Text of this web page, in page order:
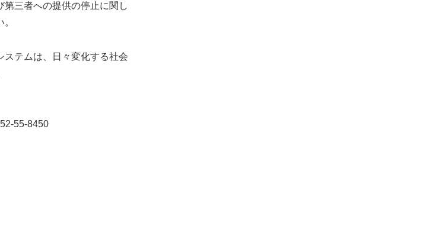
三者への提供の停止に関し
テムは、日々変化する社会
55-8450